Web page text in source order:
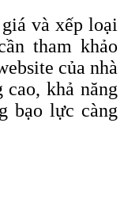
và xếp loại
tham khảo
của nhà
cao, khả năng
bạo lực càng